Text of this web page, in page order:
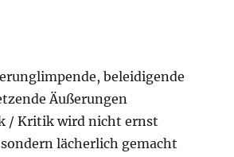
beleidigende
Äußerungen
/ Kritik wird nicht ernst
lächerlich gemacht